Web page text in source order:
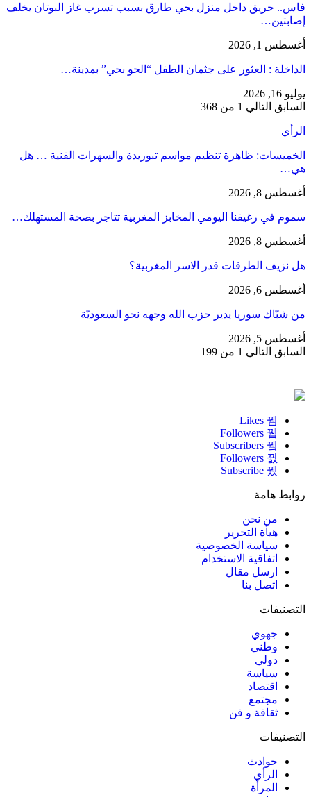
فاس.. حريق داخل منزل بحي طارق بسبب تسرب غاز البوتان يخلف
إصابتين…
أغسطس 1, 2026
​الداخلة : العثور على جثمان الطفل “الحو بحي” بمدينة…
يوليو 16, 2026
السابق التالي 1 من 368
الرأي
الخميسات: ظاهرة تنظيم مواسم تبوريدة والسهرات الفنية … هل
هي…
أغسطس 8, 2026
سموم في رغيفنا اليومي المخابز المغربية تتاجر بصحة المستهلك…
أغسطس 8, 2026
هل نزيف الطرقات قدر الاسر المغربية؟
أغسطس 6, 2026
من شبّاك سوريا يدير حزب الله وجهه نحو السعوديّة
أغسطس 5, 2026
السابق التالي 1 من 199
روابط هامة
من نحن
هيأة التحرير
سياسة الخصوصية
اتفاقية الاستخدام
ارسل مقال
اتصل بنا
التصنيفات
جهوي
وطني
دولي
سياسة
اقتصاد
مجتمع
ثقافة و فن
التصنيفات
حوادث
الرأي
المرأة